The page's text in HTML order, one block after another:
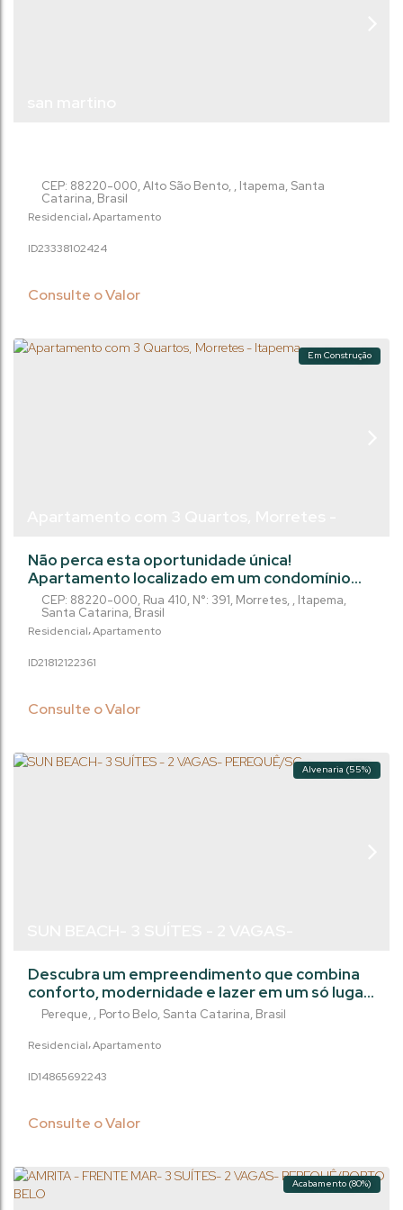
Residencial Apartamento
Consulte o Valor
2424
2333810
CEP: 88220-000,Alto São Bento , Itapema, Santa
Catarina, Brasil
Em Construção
Residencial Apartamento
Consulte o Valor
2361
2181212
CEP: 88220-000, Rua 410, N°: 391, Morretes , Itapema,
Santa Catarina, Brasil
Não perca esta oportunidade única!
Apartamento localizado em um condomínio
completo com academia, bar, brinquedoteca,
elevador, espaço gourmet, guarita de
segurança, hall de entrada decorado e
individuais de água, gás e luz, piscina, piscina
de games e muito mais! Este imóvel incrível
Alvenaria (55%)
Residencial Apartamento
Consulte o Valor
2243
1486569
Pereque , Porto Belo, Santa Catarina, Brasil
Descubra um empreendimento que combina
conforto, modernidade e lazer em um só lugar.
Este imóvel foi projetado para oferecer uma
elegância, praticidade e qualidade de vida. São
integrado e sacada com churrasqueira, ideais
únicos. O acabamento em gesso, o piso...
Acabamento (80%)